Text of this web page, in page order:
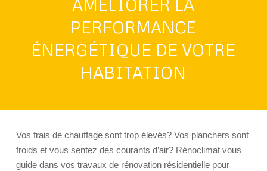
AMÉLIORER LA
PERFORMANCE
ÉNERGÉTIQUE DE VOTRE
HABITATION
Vos frais de chauffage sont trop élevés? Vos planchers sont
froids et vous sentez des courants d’air? Rénoclimat vous
guide dans vos travaux de rénovation résidentielle pour